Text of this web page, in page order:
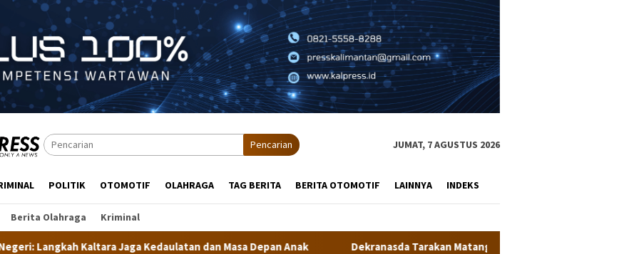
Pencarian JUMAT, 7 AGUSTUS 2026
POLITIK OTOMOTIF OLAHRAGA TAG BERITA BERITA OTOMOTIF LAINNYA INDEKS
Berita Olahraga Kriminal
dan Masa Depan Anak Dekranasda Tarakan Matangkan Persiapan Produk UMKM Unggulan, Siap Tampil di